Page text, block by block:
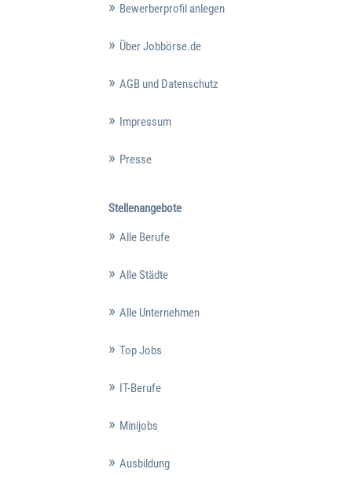
Bewerberprofil anlegen
Über Jobbörse.de
AGB und Datenschutz
Impressum
Presse
Stellenangebote
Alle Berufe
Alle Städte
Alle Unternehmen
Top Jobs
IT-Berufe
Minijobs
Ausbildung